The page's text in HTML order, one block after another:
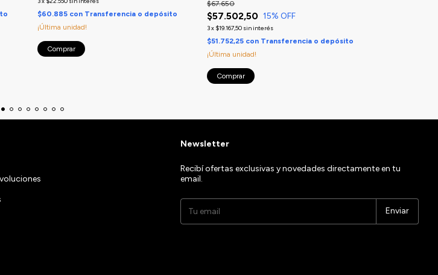
$60.885 con Transferencia o depósito
¡Última unidad!
Comprar
$57.502,50
$67.650
15% OFF
3x $19.167,50 sin interés
$51.752,25 con Transferencia o depósito
¡Última unidad!
Comprar
Newsletter
Recibí ofertas exclusivas y novedades directamente en tu
email.